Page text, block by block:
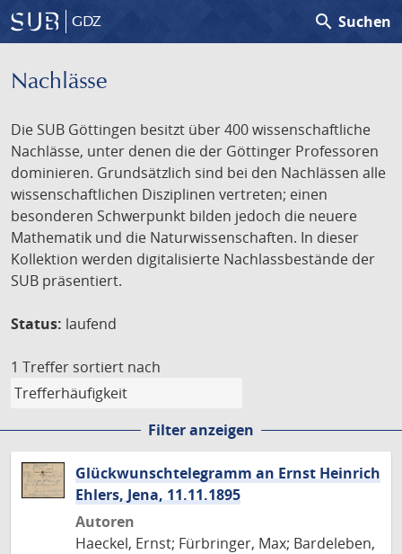
GDZ search Suchen
Nachlässe
Die SUB Göttingen besitzt über 400 wissenschaftliche
Nachlässe, unter denen die der Göttinger Professoren
dominieren. Grundsätzlich sind bei den Nachlässen alle
wissenschaftlichen Disziplinen vertreten; einen
besonderen Schwerpunkt bilden jedoch die neuere
Mathematik und die Naturwissenschaften. In dieser
Kollektion werden digitalisierte Nachlassbestände der
SUB präsentiert.
Status: laufend
1 Treffer sortiert nach
Filter anzeigen
Glückwunschtelegramm an Ernst Heinrich
Ehlers, Jena, 11.11.1895
Autoren
Haeckel, Ernst; Fürbringer, Max; Bardeleben,